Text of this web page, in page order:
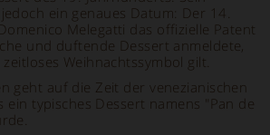
ein genaues Datum: Der 14.
Melegatti das offizielle Patent
und duftende Dessert anmeldete,
Weihnachtssymbol gilt.
geht auf die Zeit der venezianischen
ein typisches Dessert namens "Pan de